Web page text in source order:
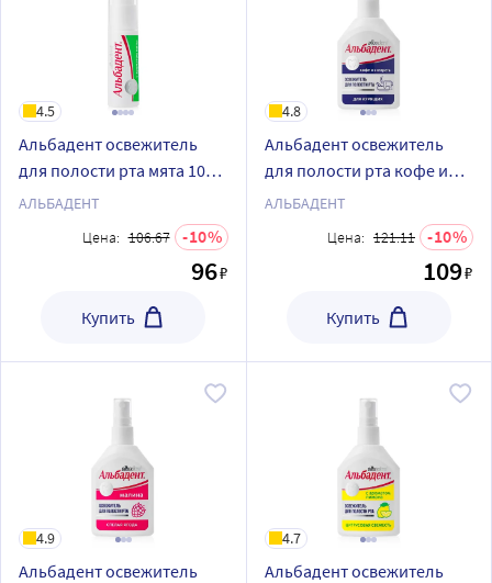
4.5
Альбадент освежитель
для полости рта мята 10
мл спрей
АЛЬБАДЕНТ
Цена: 106.67 10
96₽
Купить
4.8
Альбадент освежитель
для полости рта кофе и
сигарета с азуленом для
курящих 35 мл/спрей
АЛЬБАДЕНТ
Цена: 121.11 10
109₽
Купить
4.9
Альбадент освежитель
4.7
Альбадент освежитель